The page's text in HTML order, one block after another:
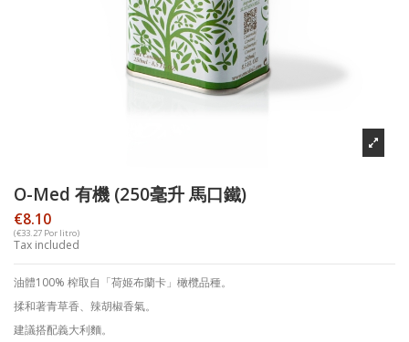
O-Med 有機 (250毫升 馬口鐵)
€8.10
(€33.27 Por litro)
Tax included
油體100% 榨取自「荷姬布蘭卡」橄欖品種。
揉和著青草香、辣胡椒香氣。
建議搭配義大利麵。